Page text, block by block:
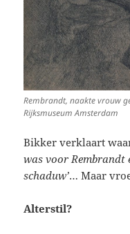
Rembrandt, naakte vrouw
Rijksmuseum Amsterdam
Bikker verklaart
was voor Rembrandt
schaduw’… Maar
Alterstil?